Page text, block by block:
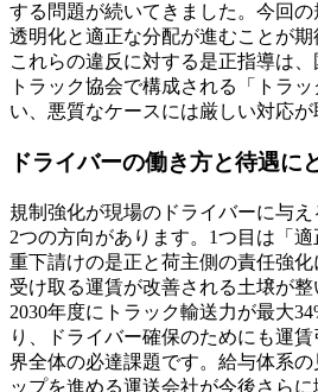
する問題が続いてきました。今回
透明化と適正な分配が進むことが期
これらの違反に対する是正指導は
トラック協会で構成される「トラ
い、悪質なケースには厳しい対応が
ドライバーの働き方と待遇に
規制強化が現場のドライバーに与
2つの方向があります。1つ目は「
重下請けの是正と荷主側の責任強
受け取る運賃が改善される土壌が
2030年度にトラック輸送力が最大
り、ドライバー確保のためにも運
界全体の必達課題です。給与体系
ップを進める運送会社が今後さら